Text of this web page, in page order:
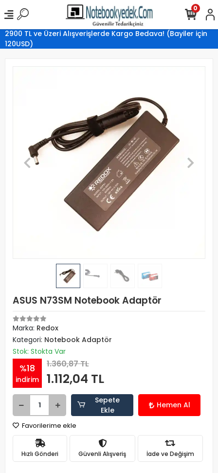
2900 TL ve Üzeri Alışverişlerde Kargo Bedava! (Bayiler için
120USD)
0
ASUS N73SM Notebook Adaptör
Marka: Redox
Kategori: Notebook Adaptör
Stok: Stokta Var
%18
indirim
1.360,87 TL
1.112,04 TL
Sepete
Ekle
Hemen Al
Favorilerime ekle
Hızlı Gönderi Güvenli Alışveriş İade ve Değişim